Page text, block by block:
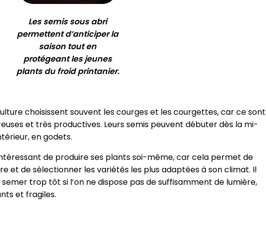
Les semis sous abri
permettent d’anticiper la
saison tout en
protégeant les jeunes
plants du froid printanier.
choisissent souvent les courges et les courgettes, car ce sont
et très productives. Leurs semis peuvent débuter dès la mi-
en godets.
de produire ses plants soi-même, car cela permet de
et de sélectionner les variétés les plus adaptées à son climat. Il
trop tôt si l’on ne dispose pas de suffisamment de lumière,
et fragiles.